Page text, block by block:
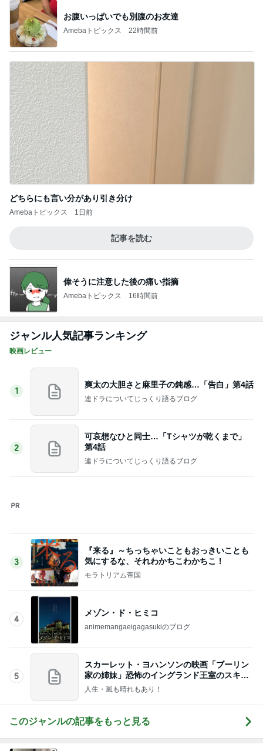
お腹いっぱいでも別腹のお友達
Amebaトピックス 22時間前
どちらにも言い分があり引き分け
Amebaトピックス 1日前
記事を読む
偉そうに注意した後の痛い指摘
Amebaトピックス 16時間前
ジャンル人気記事ランキング
映画レビュー
1
爽太の大胆さと麻里子の鈍感…「告白」第4話
連ドラについてじっくり語るブログ
2
可哀想なひと同士…「Tシャツが乾くまで」
第4話
連ドラについてじっくり語るブログ
3
『来る』～ちっちゃいこともおっきいことも
気にするな、それわかちこわかちこ！
モラトリアム帝国
4
メゾン・ド・ヒミコ
animemangaeigagasukiのブログ
5
スカーレット・ヨハンソンの映画「ブーリン
家の姉妹」恐怖のイングランド王室のスキャ
ンダル！
人生・嵐も晴れもあり！
このジャンルの記事をもっと見る